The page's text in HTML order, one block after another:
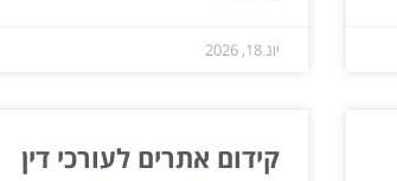
יונ 18, 2026
קידום אתרים לעורכי דין